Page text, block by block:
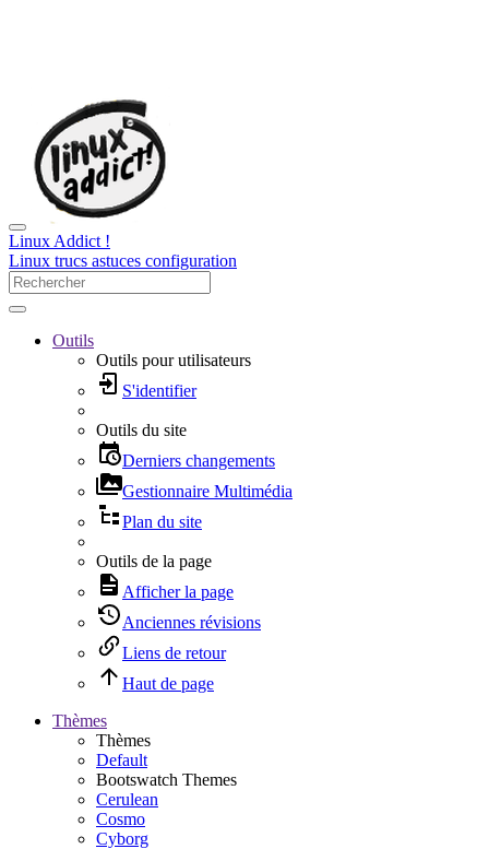
Linux Addict !
Linux trucs astuces configuration
Outils
Outils pour utilisateurs
S'identifier
Outils du site
Derniers changements
Gestionnaire Multimédia
Plan du site
Outils de la page
Afficher la page
Anciennes révisions
Liens de retour
Haut de page
Thèmes
Thèmes
Default
Bootswatch Themes
Cerulean
Cosmo
Cyborg